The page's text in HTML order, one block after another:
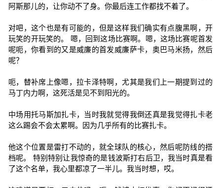
阿斯那儿的，让你动不了身。你最后连工作都找不着了。
对吧，这个也是有可能的，但是这样我们确实有点腹黑啊，开
玩笑的开玩笑的。 嗯，回到这场比赛啊。嗯，这场比赛呢首发
呢呃，你看到的又是威廉的首发威廉萨卡，奥巴马米扬，然后
呢？
呃，替补席上像嗯，拉卡泽特啊，尤其是我们上一期提到过的
马丁内力啊，这死活是见不到阳光的。
中场用托马斯加扎卡，当时我就觉得我倒还真是我觉得扎卡老
这么踢会不会太累啊。因为几乎所有的比赛扎卡。
他这个位置是雷打不动的，就全球队的核心，然后呢防线的搭
档呢。 特别特别让我惊奇的是钱波斯打右后卫，我当时真是看
了这个名单，我心里都凉了一半儿。我当时想，哎。